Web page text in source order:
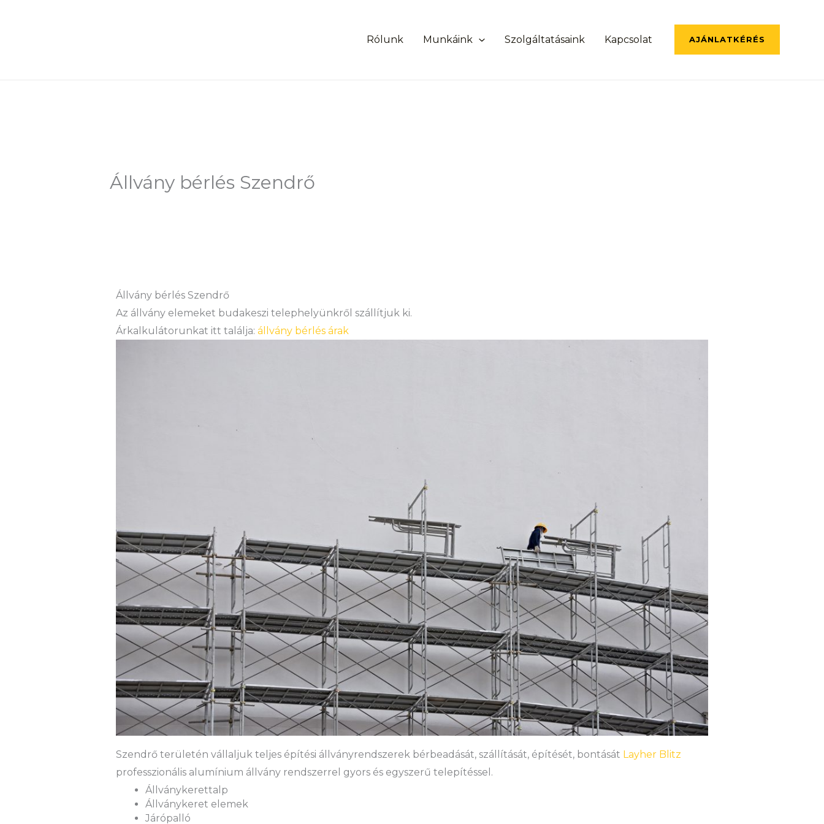
Rólunk Munkáink Szolgáltatásaink Kapcsolat AJÁNLATKÉRÉS
Állvány bérlés Szendrő
Állvány bérlés Szendrő
Az állvány elemeket budakeszi telephelyünkről szállítjuk ki.
Árkalkulátorunkat itt találja: állvány bérlés árak
Szendrő területén vállaljuk teljes építési állványrendszerek bérbeadását, szállítását, építését, bontását Layher Blitz
professzionális alumínium állvány rendszerrel gyors és egyszerű telepítéssel.
Állványkerettalp
Állványkeret elemek
Járópalló